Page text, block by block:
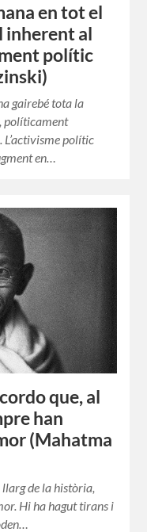
en tot el
inherent al
polític
gairebé tota la
políticament
polític
en…
que, al
han
(Mahatma
de la història,
Hi ha hagut tirans i